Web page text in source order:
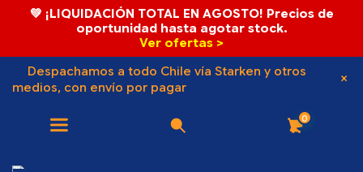
💚 ¡LIQUIDACIÓN TOTAL EN AGOSTO! Precios de
oportunidad hasta agotar stock.
Ver ofertas >
Despachamos a todo Chile vía Starken y otros
medios, con envío por pagar
0